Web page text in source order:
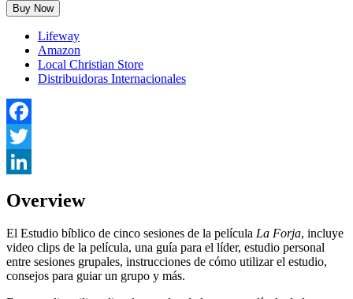
Buy Now
Lifeway
Amazon
Local Christian Store
Distribuidoras Internacionales
Facebook
Twitter
Overview
El Estudio bíblico de cinco sesiones de la película La Forja, incluye
video clips de la película, una guía para el líder, estudio personal
entre sesiones grupales, instrucciones de cómo utilizar el estudio,
consejos para guiar un grupo y más.